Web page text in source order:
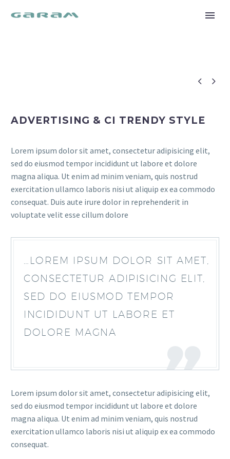
 
ADVERTISING & CI TRENDY STYLE
Lorem ipsum dolor sit amet, consectetur adipisicing elit,
sed do eiusmod tempor incididunt ut labore et dolore
magna aliqua. Ut enim ad minim veniam, quis nostrud
exercitation ullamco laboris nisi ut aliquip ex ea commodo
consequat. Duis aute irure dolor in reprehenderit in
voluptate velit esse cillum dolore
…LOREM IPSUM DOLOR SIT AMET,
CONSECTETUR ADIPISICING ELIT,
SED DO EIUSMOD TEMPOR
INCIDIDUNT UT LABORE ET
DOLORE MAGNA
Lorem ipsum dolor sit amet, consectetur adipisicing elit,
sed do eiusmod tempor incididunt ut labore et dolore
magna aliqua. Ut enim ad minim veniam, quis nostrud
exercitation ullamco laboris nisi ut aliquip ex ea commodo
consequat.